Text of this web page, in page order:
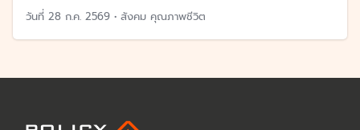
วันที่ 28 ก.ค. 2569 • สังคม คุณภาพชีวิต